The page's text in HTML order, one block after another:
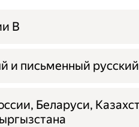
B
и письменный
Беларуси,